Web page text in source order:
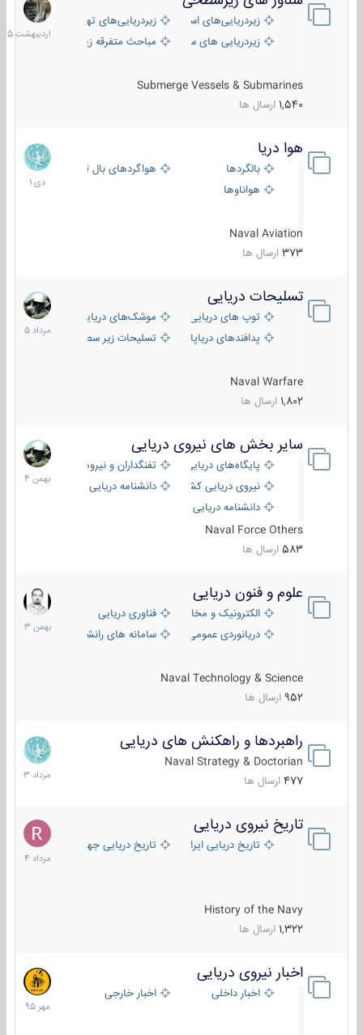
زیردریایی‌های استراتژیکزیردریایی‌های تهاجمی
زیردریایی های سبک
مباحث متفرقه زیرسطحی
Submerge Vessels & Submarines
1,540 ارسال ها
1405
هوا دریا
بالگردها
هواگردهای بال ثابت
هواناوها
Naval Aviation
373 ارسال ها
12
دی
1401
تسلیحات دریایی
توپ های دریایی
موشک‌های دریایی
پدافندهای دریاپایه
تسلیحات زیر سطحی
Naval Warfare
1,802 ارسال ها
2
مرداد
1405
سایر بخش های نیروی دریایی
پایگاه‌های دریایی
تفنگداران و نیروهای ویژه‌ی دریایی
نیروی دریایی کشورهای مختلفدانشنامه دریایی
دانشنامه دریایی کپی
Naval Force Others
583 ارسال ها
22
بهمن
1404
علوم و فنون دریایی
الکترونیک و مخابرات دریاییفناوری دریایی
دریانوردی عمومی
سامانه های رانشی دریایی
Naval Technology & Science
952 ارسال ها
6
بهمن
1403
راهبردها و راهکنش های دریایی
Naval Strategy & Doctorian
477 ارسال ها
2
مرداد
1403
تاریخ نیروی دریایی
تاریخ دریایی ایران تاریخ دریایی جهان
History of the Navy
1,322 ارسال ها
16
مرداد
1404
اخبار نیروی دریایی
اخبار داخلی اخبار خارجی
27
مهر
1395